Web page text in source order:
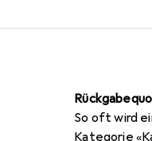
So oft wird
Kategorie